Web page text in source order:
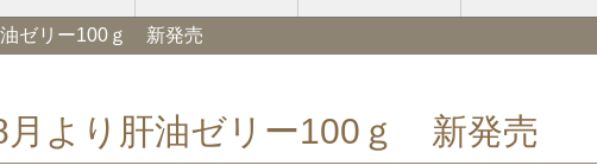
清涼飲料 医薬部外品
ヘルスケア 化粧品
ゼリー100ｇ 新発売
月より肝油ゼリー100ｇ 新発売